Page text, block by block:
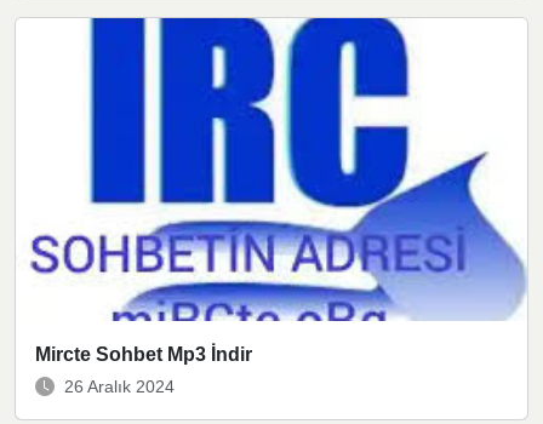
Mircte Sohbet Mp3 İndir
26 Aralık 2024